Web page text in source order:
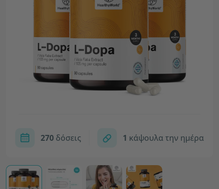
270 δόσεις 1 κάψουλα την ημέρα